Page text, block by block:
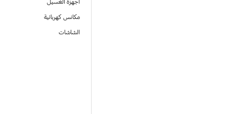
أجهزة الغسيل
مكانس كهربائية
الشاشات